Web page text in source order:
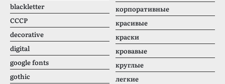
blackletter
CCCР
decorative
digital
google fonts
gothic
корпоративные
красивые
краски
кровавые
круглые
легкие